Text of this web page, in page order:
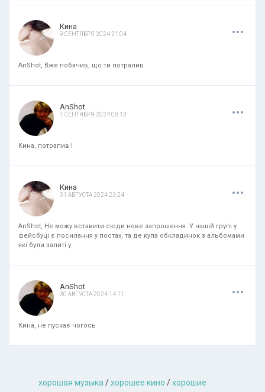
Кина
9 СЕНТЯБРЯ 2024 21:04 ...
AnShot, Вже побачив, що ти потрапив
AnShot
1 СЕНТЯБРЯ 2024 08:13 ...
Кина, потрапив.!
Кина
31 АВГУСТА 2024 23:24 ...
AnShot, Не можу вставити сюди нове запрошення. У нашій групі у
фейсбуці є посилання у постах, та де купа обкладинок з альбомами
які були залиті у
AnShot
30 АВГУСТА 2024 14:11 ...
Кина, не пускає чогось
хорошая музыкa/хорошее кино /хорошие